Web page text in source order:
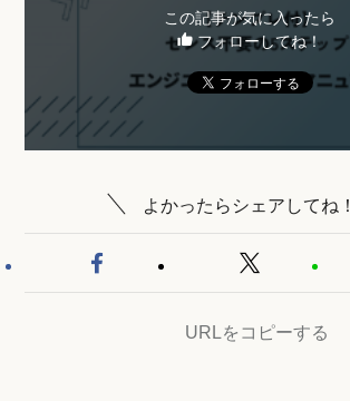
この記事が気に入ったら
フォローしてね！
よかったらシェアしてね！
URLをコピーする